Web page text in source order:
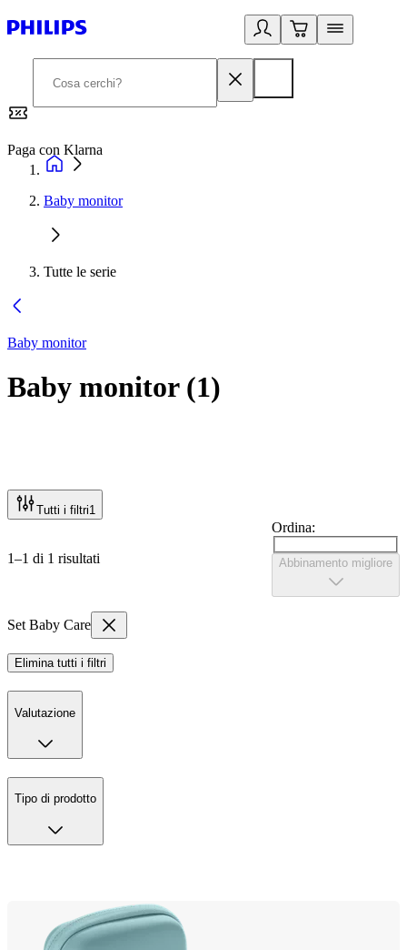
Paga con Klarna
Baby monitor
Tutte le serie
Baby monitor
Baby monitor(1)
Tutti i filtri1
1–1 di 1 risultati
Ordina:
Abbinamento migliore
Set Baby Care
Elimina tutti i filtri
Valutazione
Tipo di prodotto